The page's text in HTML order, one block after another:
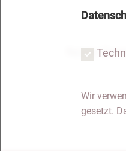
Notar
Wir
gesetzt.